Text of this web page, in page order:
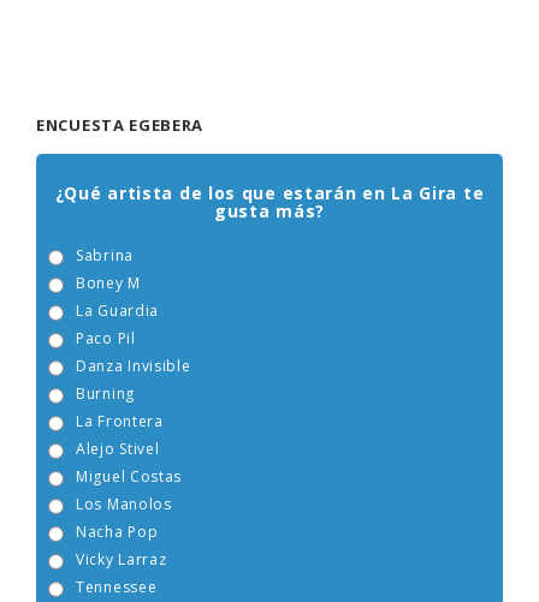
ENCUESTA EGEBERA
¿Qué artista de los que estarán en La Gira te
gusta más?
Sabrina
Boney M
La Guardia
Paco Pil
Danza Invisible
Burning
La Frontera
Alejo Stivel
Miguel Costas
Los Manolos
Nacha Pop
Vicky Larraz
Tennessee